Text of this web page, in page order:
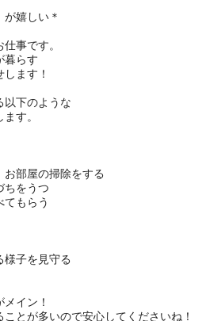
が嬉しい＊
事です。
暮らす
ます！
以下のような
す。
お部屋の掃除をする
ちをうつ
てもらう
様子を見守る
イン！
とが多いので安心してくださいね！